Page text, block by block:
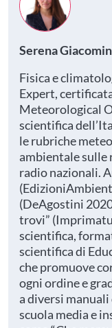
Serena Giacomin
Fisica e
Expert,
Meteorological
scientifica
le rubriche
ambientale sulle
radio nazionali.
(DeAgostini
trovi”
scientifica,
scientifica di
che promuove
ogni ordine e
a diversi manuali
scuola media e